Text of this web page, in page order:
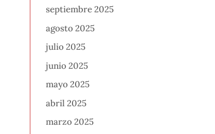
septiembre 2025
agosto 2025
julio 2025
junio 2025
mayo 2025
abril 2025
marzo 2025